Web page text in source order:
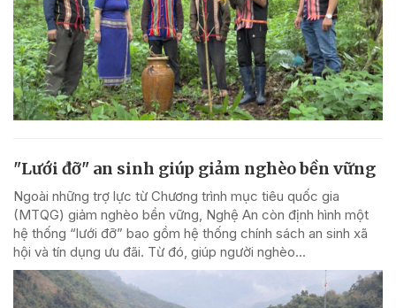
"Lưới đỡ" an sinh giúp giảm nghèo bền vững
Ngoài những trợ lực từ Chương trình mục tiêu quốc gia
(MTQG) giảm nghèo bền vững, Nghệ An còn định hình một
hệ thống “lưới đỡ” bao gồm hệ thống chính sách an sinh xã
hội và tín dụng ưu đãi. Từ đó, giúp người nghèo...